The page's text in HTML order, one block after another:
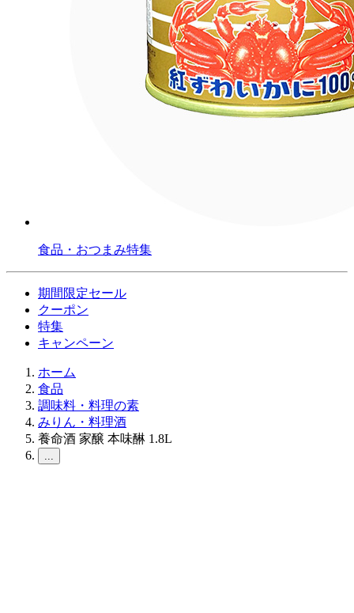
食品・おつまみ特集
期間限定セール
クーポン
特集
キャンペーン
ホーム
食品
調味料・料理の素
みりん・料理酒
養命酒 家醸 本味醂 1.8L
...